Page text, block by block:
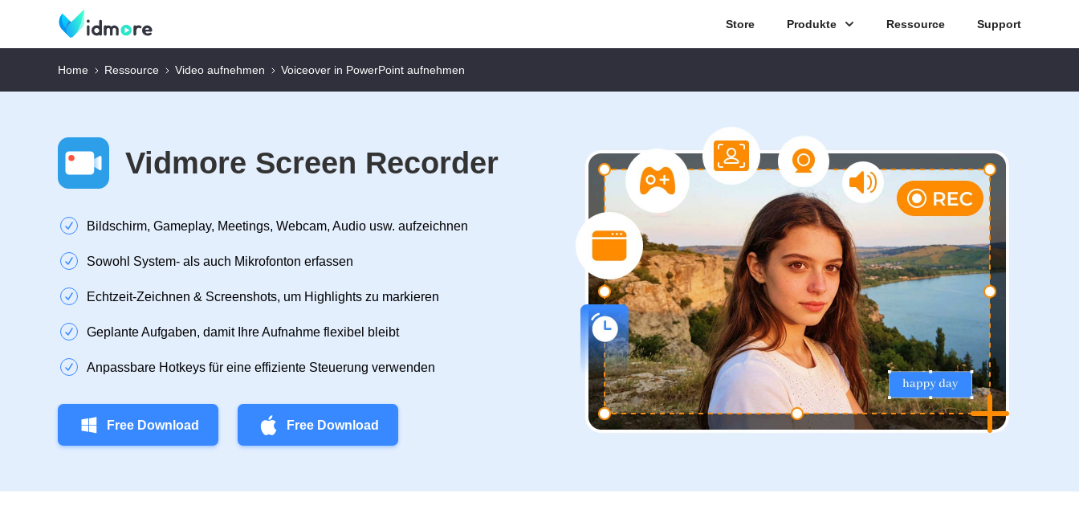
Store Produkte Ressource Support
Home Ressource Video aufnehmen Voiceover in PowerPoint aufnehmen
Vidmore Screen Recorder
Bildschirm, Gameplay, Meetings, Webcam, Audio usw. aufzeichnen
Sowohl System- als auch Mikrofonton erfassen
Echtzeit‑Zeichnen & Screenshots, um Highlights zu markieren
Geplante Aufgaben, damit Ihre Aufnahme flexibel bleibt
Anpassbare Hotkeys für eine effiziente Steuerung verwenden
Free Download Free Download